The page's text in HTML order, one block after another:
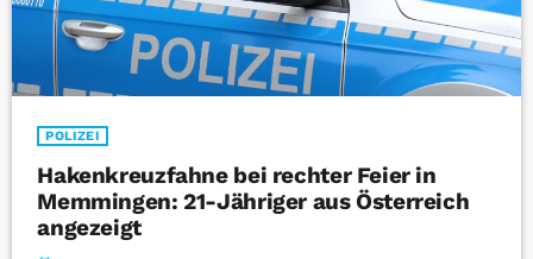
POLIZEI
Hakenkreuzfahne bei rechter Feier in
Memmingen: 21-Jähriger aus Österreich
angezeigt